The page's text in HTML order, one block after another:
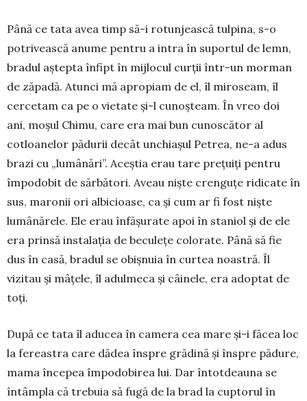
Până ce tata avea timp să-i rotunjească tulpina, s-o
potrivească anume pentru a intra în suportul de lemn,
bradul aștepta înfipt în mijlocul curții într-un morman
de zăpadă. Atunci mă apropiam de el, îl miroseam, îl
cercetam ca pe o vietate și-l cu­noșteam. În vreo doi
ani, moșul Chimu, care era mai bun cunoscător al
cotloanelor pădurii decât unchiașul Petrea, ne-a adus
brazi cu „lumânări”. Aceștia erau tare prețuiți pentru
împodobit de sărbători. Aveau niște crenguțe ridicate în
sus, maronii ori albicioase, ca și cum ar fi fost niște
lumânărele. Ele erau înfășurate apoi în staniol și de ele
era prinsă instalația de beculețe colorate. Până să fie
dus în casă, bradul se obișnuia în curtea noastră. Îl
vizitau și mâțele, îl adulmeca și câinele, era adoptat de
toți.
După ce tata îl aducea în camera cea mare și-i făcea loc
la fereastra care dădea înspre grădină și înspre pădure,
mama începea împodobirea lui. Dar întotdeauna se
întâmpla că trebuia să fugă de la brad la cuptorul în